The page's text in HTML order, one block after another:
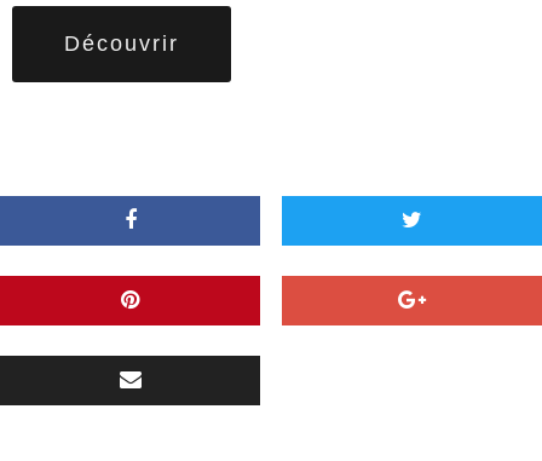
Découvrir